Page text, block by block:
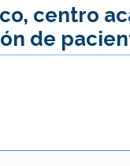
centro
de